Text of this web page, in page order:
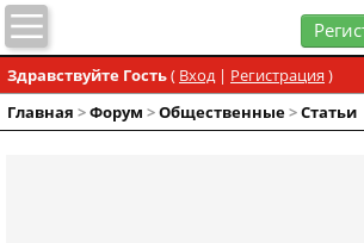
Здравствуйте Гость( Вход| Регистрация )
Главная >Форум >Общественные>Статьи